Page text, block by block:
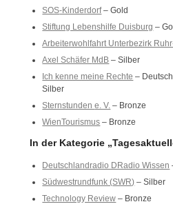
SOS-Kinderdorf– Gold
Stiftung Lebenshilfe Duisburg –
Arbeiterwohlfahrt Unterbezirk
Axel Schäfer MdB – Silber
Ich kenne meine Rechte –
Silber
Sternstundene. V. – Bronze
WienTourismus – Bronze
In der Kategorie
Deutschlandradio DRadio Wissen
Südwestrundfunk (SWR) – Silber
Technology Review – Bronze